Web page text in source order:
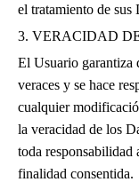
el tratamiento de sus
3. VERACIDAD
El Usuario garantiza
veraces y se hace
cualquier
la veracidad de los
toda responsabilidad
finalidad consentida.